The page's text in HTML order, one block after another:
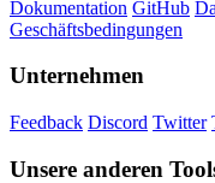
Dokumentation GitHub
Geschäftsbedingungen
Unternehmen
Feedback Discord Twitter
Unsere anderen